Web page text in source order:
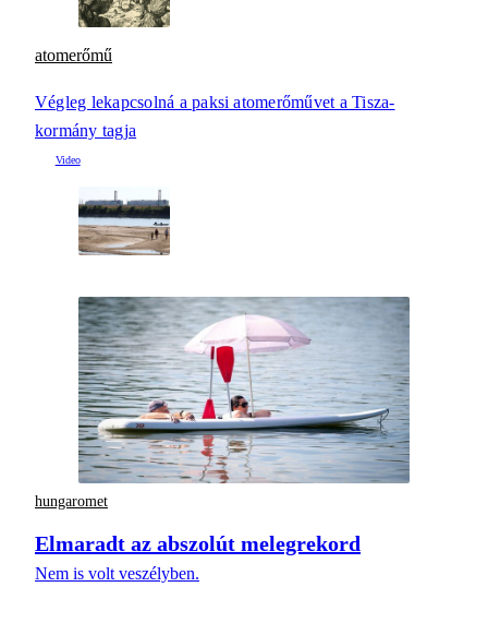
atomerőmű
Végleg lekapcsolná a paksi atomerőművet a Tisza-
kormány tagja
hungaromet
Elmaradt az abszolút melegrekord
Nem is volt veszélyben.